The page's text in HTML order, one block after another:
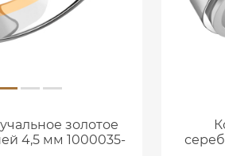
золотое
4,5 мм 1000035-